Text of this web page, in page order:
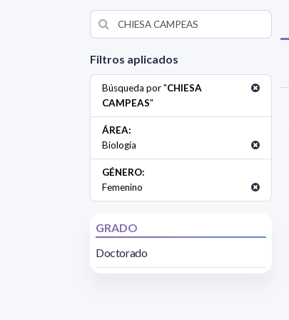
Filtros aplicados
Búsqueda por "CHIESA
CAMPEAS"
ÁREA:
Biología
GÉNERO:
Femenino
GRADO
Doctorado